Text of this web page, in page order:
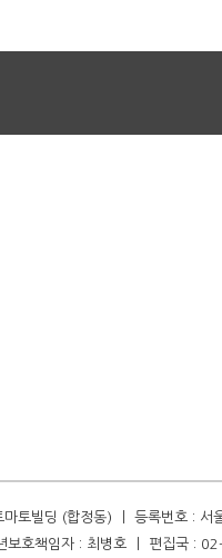
토빌딩 (합정동) ㅣ 등록번호 :
보호책임자 : 최병호 ㅣ 편집국